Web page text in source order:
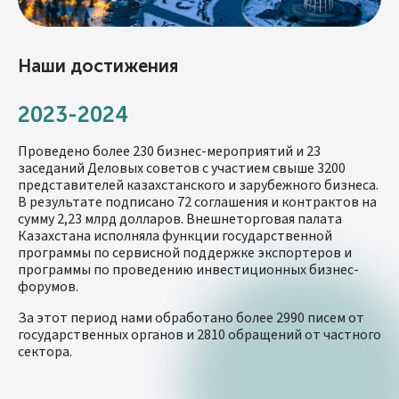
инвестиций. Внешнеторговая палата выполняет
функцию стратегического моста между казахстанским и
взаимного доверия и созданию платформы для
долгосрочного сотрудничества.
Внешнеторговая палата Казахстана является
стране, предоставляющей услуги по
свидетельствованию обстоятельств непреодолимой
силы (форс-мажора) и оформлению Карнет АТА.
Свидетельства о форс-мажоре подтверждают
наступление чрезвычайных и непредотвратимых
событий, освобождающих компании от
ответственности за неисполнение договорных
обязательств.
Карнет АТА, в свою очередь, является международным
таможенным документом, который позволяет
временно ввозить и вывозить товары без уплаты
Наши достижения
2023-2024
Проведено более 230 бизнес-мероприятий и 23
заседаний Деловых советов с участием свыше 3200
представителей казахстанского и зарубежного бизнеса.
В результате подписано 72 соглашения и контрактов на
сумму 2,23 млрд долларов. Внешнеторговая палата
Казахстана исполняла функции государственной
программы по сервисной поддержке экспортеров и
программы по проведению инвестиционных бизнес-
форумов.
За этот период нами обработано более 2990 писем от
государственных органов и 2810 обращений от частного
сектора.